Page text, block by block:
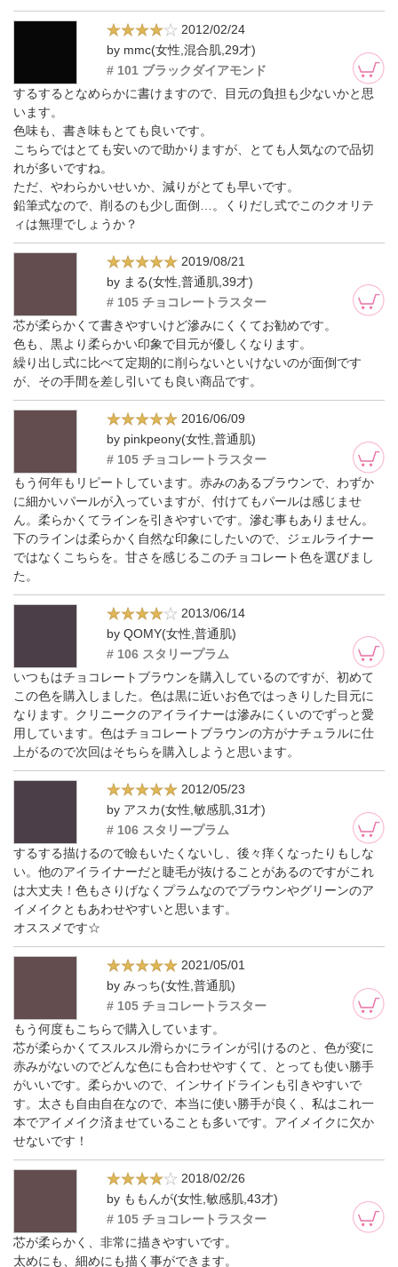
2012/02/24
by mmc(女性,混合肌,29才)
# 101 ブラックダイアモンド
するするとなめらかに書けますので、目元の負担も少ないかと思
います。
色味も、書き味もとても良いです。
こちらではとても安いので助かりますが、とても人気なので品切
れが多いですね。
ただ、やわらかいせいか、減りがとても早いです。
鉛筆式なので、削るのも少し面倒…。くりだし式でこのクオリテ
ィは無理でしょうか？
2019/08/21
by まる(女性,普通肌,39才)
# 105 チョコレートラスター
芯が柔らかくて書きやすいけど滲みにくくてお勧めです。
色も、黒より柔らかい印象で目元が優しくなります。
繰り出し式に比べて定期的に削らないといけないのが面倒です
が、その手間を差し引いても良い商品です。
2016/06/09
by pinkpeony(女性,普通肌)
# 105 チョコレートラスター
もう何年もリピートしています。赤みのあるブラウンで、わずか
に細かいパールが入っていますが、付けてもパールは感じませ
ん。柔らかくてラインを引きやすいです。滲む事もありません。
下のラインは柔らかく自然な印象にしたいので、ジェルライナー
ではなくこちらを。甘さを感じるこのチョコレート色を選びまし
た。
2013/06/14
by QOMY(女性,普通肌)
# 106 スタリープラム
いつもはチョコレートブラウンを購入しているのですが、初めて
この色を購入しました。色は黒に近いお色ではっきりした目元に
なります。クリニークのアイライナーは滲みにくいのでずっと愛
用しています。色はチョコレートブラウンの方がナチュラルに仕
上がるので次回はそちらを購入しようと思います。
2012/05/23
by アスカ(女性,敏感肌,31才)
# 106 スタリープラム
するする描けるので瞼もいたくないし、後々痒くなったりもしな
い。他のアイライナーだと睫毛が抜けることがあるのですがこれ
は大丈夫！色もさりげなくプラムなのでブラウンやグリーンのア
イメイクともあわせやすいと思います。
オススメです☆
2021/05/01
by みっち(女性,普通肌)
# 105 チョコレートラスター
もう何度もこちらで購入しています。
芯が柔らかくてスルスル滑らかにラインが引けるのと、色が変に
赤みがないのでどんな色にも合わせやすくて、とっても使い勝手
がいいです。柔らかいので、インサイドラインも引きやすいで
す。太さも自由自在なので、本当に使い勝手が良く、私はこれ一
本でアイメイク済ませていることも多いです。アイメイクに欠か
せないです！
2018/02/26
by ももんが(女性,敏感肌,43才)
# 105 チョコレートラスター
芯が柔らかく、非常に描きやすいです。
太めにも、細めにも描く事ができます。